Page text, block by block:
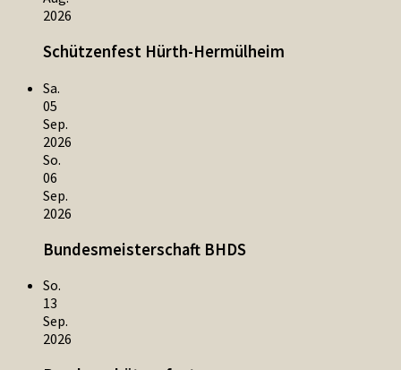
2026
Schützenfest Hürth-Hermülheim
Sa.
05
Sep.
2026
So.
06
Sep.
2026
Bundesmeisterschaft BHDS
So.
13
Sep.
2026